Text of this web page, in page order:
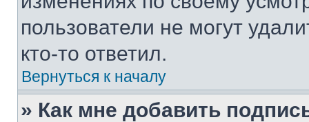
пользователи не могут
кто-то ответил.
Вернуться к началу
» Как мне добавить